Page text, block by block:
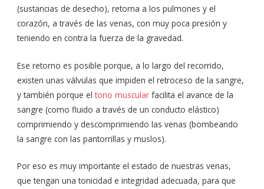
(sustancias de desecho), retorna a los pulmones y el
corazón, a través de las venas, con muy poca presión y
teniendo en contra la fuerza de la gravedad.
Ese retorno es posible porque, a lo largo del recorrido,
existen unas válvulas que impiden el retroceso de la sangre,
y también porque eltono muscular facilita el avance de la
sangre (como fluido a través de un conducto elástico)
comprimiendo y descomprimiendo las venas (bombeando
la sangre con las pantorrillas y muslos).
Por eso es muy importante el estado de nuestras venas,
que tengan una tonicidad e integridad adecuada, para que